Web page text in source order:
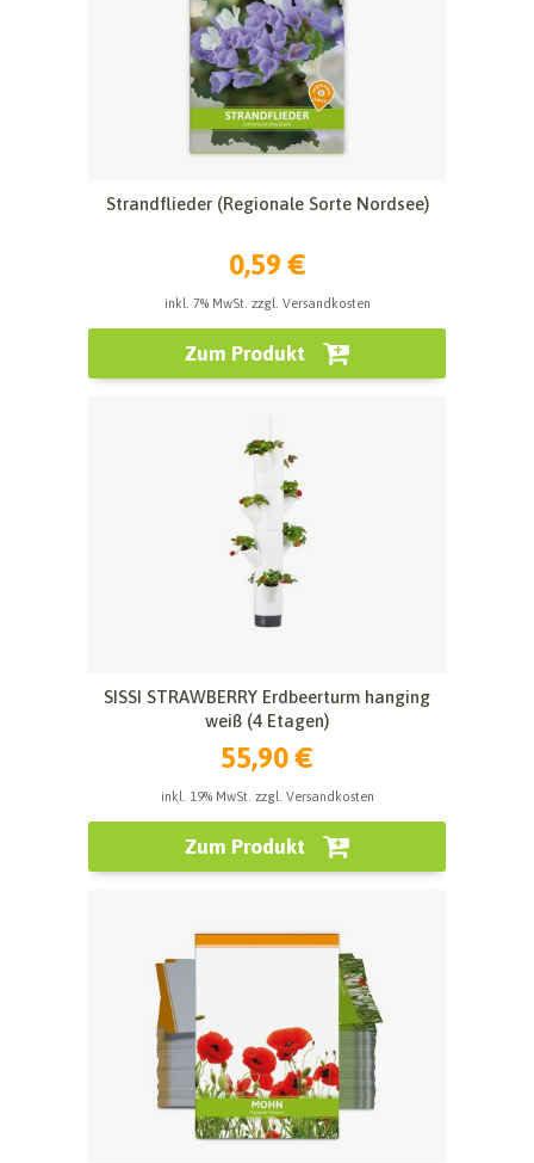
Strandflieder (Regionale Sorte Nordsee)
0,59 €
inkl. 7% MwSt. zzgl. Versandkosten
Zum Produkt
SISSI STRAWBERRY Erdbeerturm hanging
weiß (4 Etagen)
55,90 €
inkl. 19% MwSt. zzgl. Versandkosten
Zum Produkt